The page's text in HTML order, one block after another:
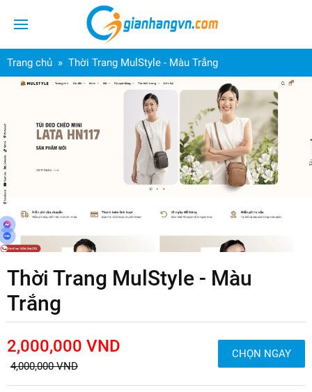
Trang chủ Thời Trang MulStyle - Màu Trắng
Thời Trang MulStyle - Màu
Trắng
2,000,000 VND
4,000,000 VND
CHỌN NGAY